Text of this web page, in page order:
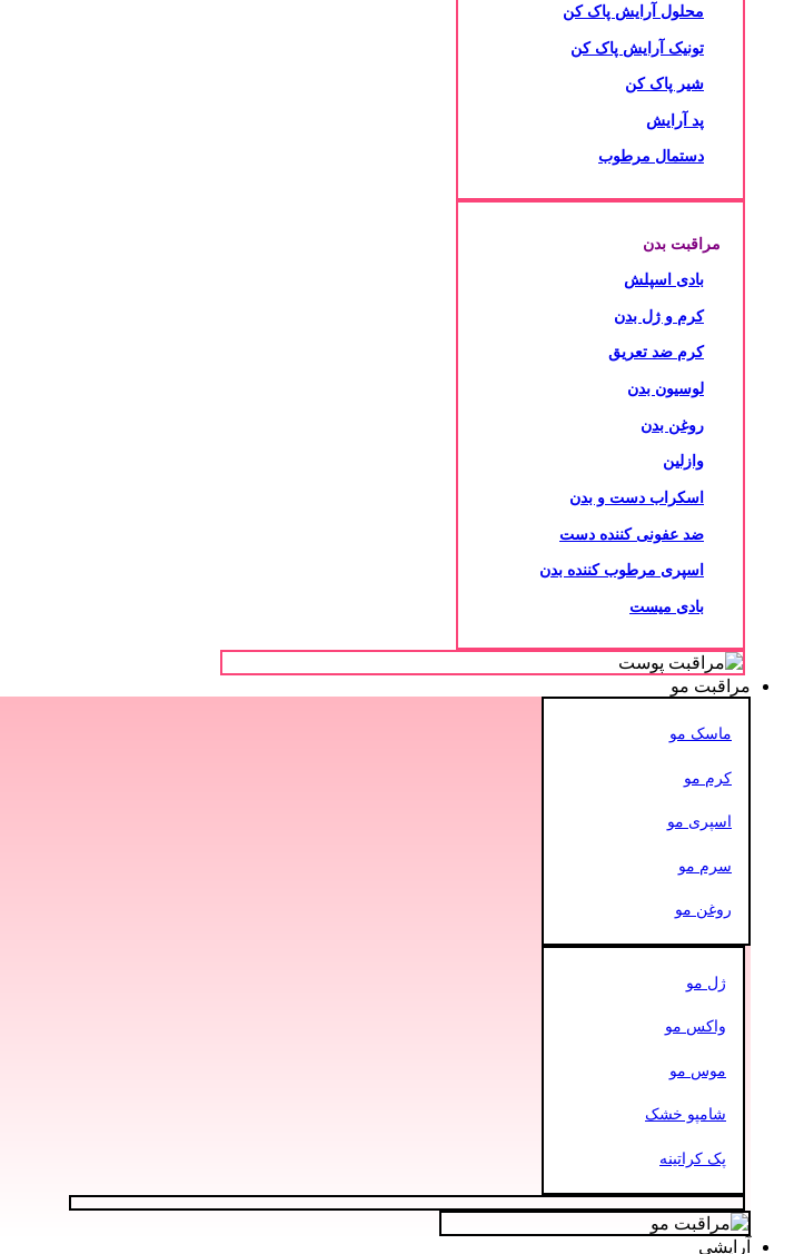
محلول آرایش پاک کن
تونیک آرایش پاک کن
شیر پاک کن
پد آرایش
دستمال مرطوب
مراقبت بدن
بادی اسپلش
کرم و ژل بدن
کرم ضد تعریق
لوسیون بدن
روغن بدن
وازلین
اسکراب دست و بدن
ضد عفونی کننده دست
اسپری مرطوب کننده بدن
بادی میست
مراقبت مو
ماسک مو
کرم مو
اسپری مو
سرم مو
روغن مو
ژل مو
واکس مو
موس مو
شامپو خشک
پک کراتینه
آرایشی